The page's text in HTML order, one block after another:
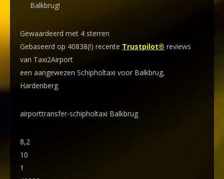
Balkbrug!
Gewaardeerd met 4 sterren
Gebaseerd op 40838(!) recente Trustpilot® reviews
van Taxi2Airport
een aangewezen Schipholtaxi voor Balkbrug,
Hardenberg
airporttransfer-schipholtaxi Balkbrug
8,2
10
1